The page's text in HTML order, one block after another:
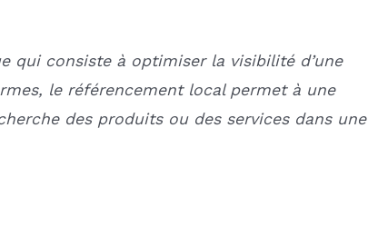
qui consiste à optimiser la visibilité d’une
le référencement local permet à une
des produits ou des services dans une